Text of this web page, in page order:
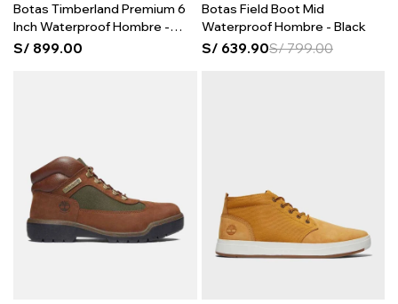
Botas Timberland Premium 6
Inch Waterproof Hombre -
Brown
S/ 899.00
Botas Field Boot Mid
Waterproof Hombre - Black
S/ 639.90S/799.00